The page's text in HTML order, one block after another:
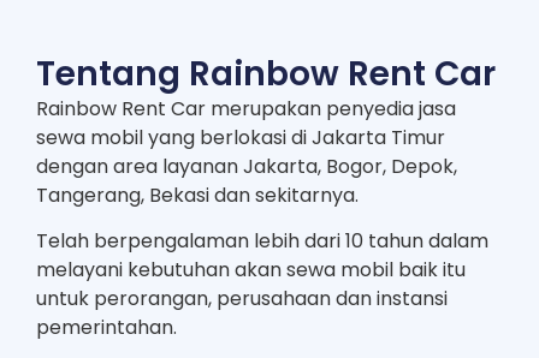
Tentang Rainbow Rent Car
Rainbow Rent Car merupakan penyedia jasa
sewa mobil yang berlokasi di Jakarta Timur
dengan area layanan Jakarta, Bogor, Depok,
Tangerang, Bekasi dan sekitarnya.
Telah berpengalaman lebih dari 10 tahun dalam
melayani kebutuhan akan sewa mobil baik itu
untuk perorangan, perusahaan dan instansi
pemerintahan.